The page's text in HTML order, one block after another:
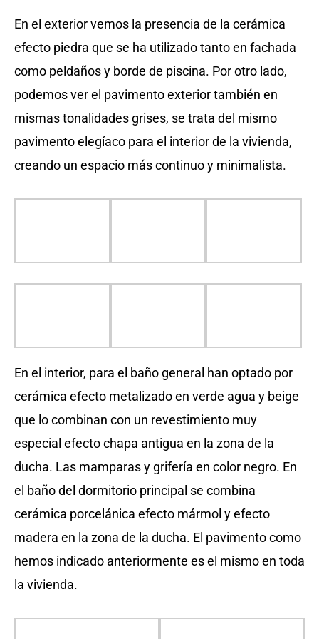
En el exterior vemos la presencia de la cerámica
efecto piedra que se ha utilizado tanto en fachada
como peldaños y borde de piscina. Por otro lado,
podemos ver el pavimento exterior también en
mismas tonalidades grises, se trata del mismo
pavimento elegíaco para el interior de la vivienda,
creando un espacio más continuo y minimalista.
En el interior, para el baño general han optado por
cerámica efecto metalizado en verde agua y beige
que lo combinan con un revestimiento muy
especial efecto chapa antigua en la zona de la
ducha. Las mamparas y grifería en color negro. En
el baño del dormitorio principal se combina
cerámica porcelánica efecto mármol y efecto
madera en la zona de la ducha. El pavimento como
hemos indicado anteriormente es el mismo en toda
la vivienda.